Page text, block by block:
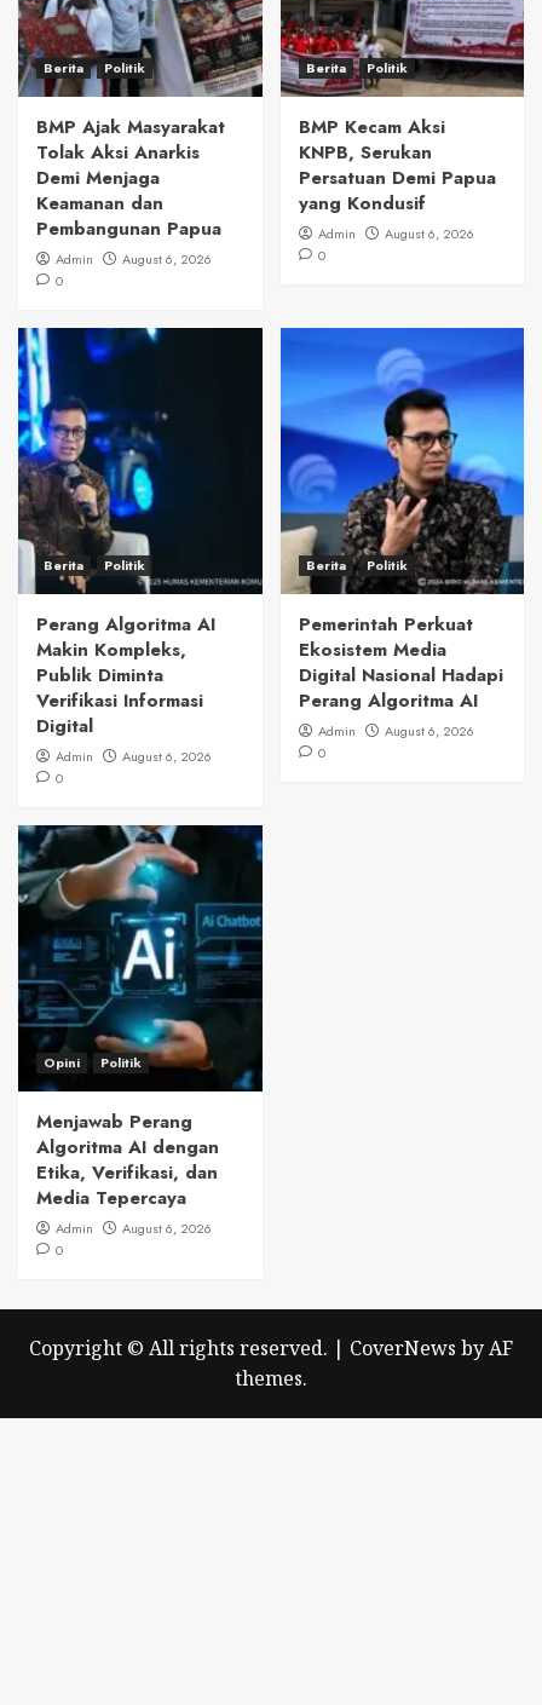
Berita Politik
BMP Ajak Masyarakat
Tolak Aksi Anarkis
Demi Menjaga
Keamanan dan
Pembangunan Papua
Admin
August 6, 2026
0
Berita Politik
BMP Kecam Aksi
KNPB, Serukan
Persatuan Demi Papua
yang Kondusif
Admin
August 6, 2026
0
Berita Politik
Perang Algoritma AI
Makin Kompleks,
Publik Diminta
Verifikasi Informasi
Digital
Admin
August 6, 2026
0
Berita Politik
Pemerintah Perkuat
Ekosistem Media
Digital Nasional Hadapi
Perang Algoritma AI
Admin
August 6, 2026
0
Opini Politik
Menjawab Perang
Algoritma AI dengan
Etika, Verifikasi, dan
Media Tepercaya
Admin
August 6, 2026
0
Copyright © All rights reserved. | CoverNews by AF
themes.